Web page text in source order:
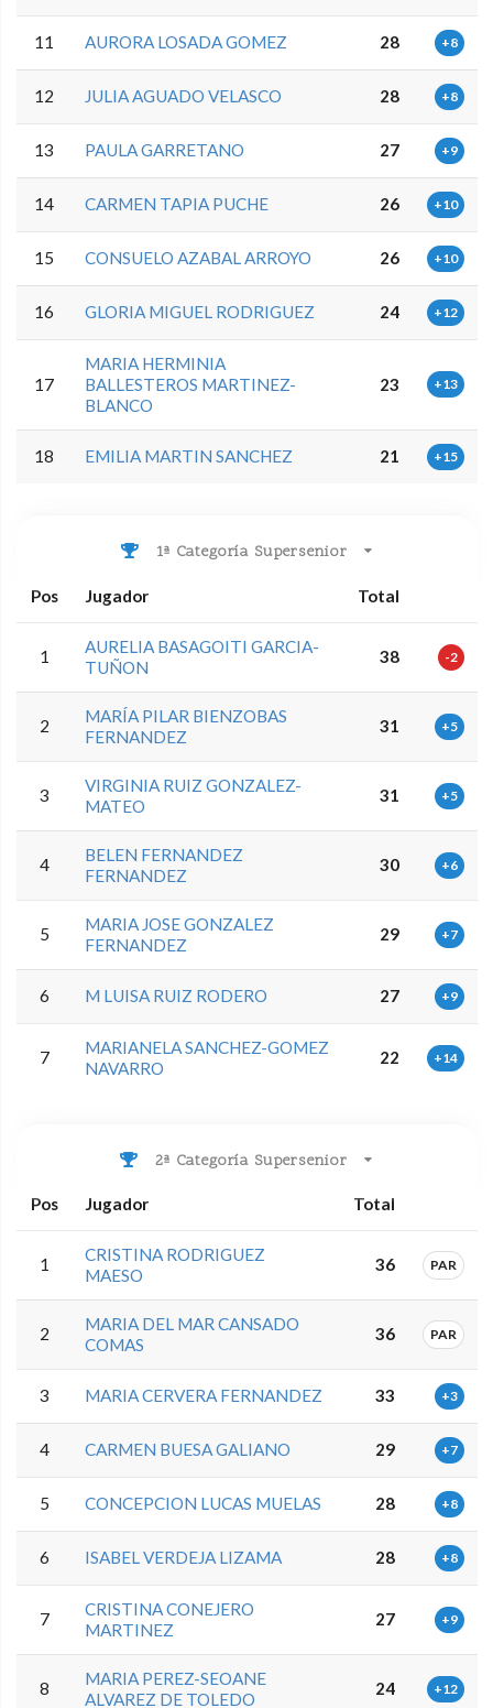
11 AURORA LOSADA GOMEZ 28 +8
12 JULIA AGUADO VELASCO 28 +8
13 PAULA GARRETANO 27 +9
14 CARMEN TAPIA PUCHE 26 +10
15 CONSUELO AZABAL ARROYO 26 +10
16 GLORIA MIGUEL RODRIGUEZ 24 +12
17
MARIA HERMINIA
BALLESTEROS MARTINEZ-
BLANCO
23 +13
18 EMILIA MARTIN SANCHEZ 21 +15
1ª Categoría Supersenior
Pos Jugador Total
1
AURELIA BASAGOITI GARCIA-
TUÑON
38 -2
2
MARÍA PILAR BIENZOBAS
FERNANDEZ
31 +5
3
VIRGINIA RUIZ GONZALEZ-
MATEO
31 +5
4
BELEN FERNANDEZ
FERNANDEZ
30 +6
5
MARIA JOSE GONZALEZ
FERNANDEZ
29 +7
6 M LUISA RUIZ RODERO 27 +9
7
MARIANELA SANCHEZ-GOMEZ
NAVARRO
22 +14
2ª Categoría Supersenior
Pos Jugador Total
1
CRISTINA RODRIGUEZ
MAESO
36 PAR
2
MARIA DEL MAR CANSADO
COMAS
36 PAR
3 MARIA CERVERA FERNANDEZ 33 +3
4 CARMEN BUESA GALIANO 29 +7
5 CONCEPCION LUCAS MUELAS 28 +8
6 ISABEL VERDEJA LIZAMA 28 +8
7
CRISTINA CONEJERO
MARTINEZ
27 +9
8
MARIA PEREZ-SEOANE
ALVAREZ DE TOLEDO
24 +12